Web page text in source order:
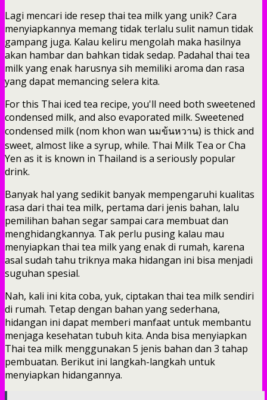
Lagi mencari ide resep thai tea milk yang unik? Cara
menyiapkannya memang tidak terlalu sulit namun tidak
gampang juga. Kalau keliru mengolah maka hasilnya
akan hambar dan bahkan tidak sedap. Padahal thai tea
milk yang enak harusnya sih memiliki aroma dan rasa
yang dapat memancing selera kita.
For this Thai iced tea recipe, you'll need both sweetened
condensed milk, and also evaporated milk. Sweetened
condensed milk (nom khon wan นมข้นหวาน) is thick and
sweet, almost like a syrup, while. Thai Milk Tea or Cha
Yen as it is known in Thailand is a seriously popular
drink.
Banyak hal yang sedikit banyak mempengaruhi kualitas
rasa dari thai tea milk, pertama dari jenis bahan, lalu
pemilihan bahan segar sampai cara membuat dan
menghidangkannya. Tak perlu pusing kalau mau
menyiapkan thai tea milk yang enak di rumah, karena
asal sudah tahu triknya maka hidangan ini bisa menjadi
suguhan spesial.
Nah, kali ini kita coba, yuk, ciptakan thai tea milk sendiri
di rumah. Tetap dengan bahan yang sederhana,
hidangan ini dapat memberi manfaat untuk membantu
menjaga kesehatan tubuh kita. Anda bisa menyiapkan
Thai tea milk menggunakan 5 jenis bahan dan 3 tahap
pembuatan. Berikut ini langkah-langkah untuk
menyiapkan hidangannya.